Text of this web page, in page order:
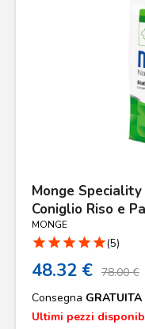
Monge
Coniglio Riso e
MONGE
star star star star star(5)
48.32 € 78.00 €
Consegna GRATUITA
Ultimi pezzi